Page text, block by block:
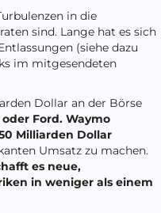
in die
sind. Lange hat es sich
(siehe dazu
im mitgesendeten
Dollar an der Börse
Ford. Waymo
Milliarden Dollar
Umsatz zu machen.
es neue,
in weniger als einem